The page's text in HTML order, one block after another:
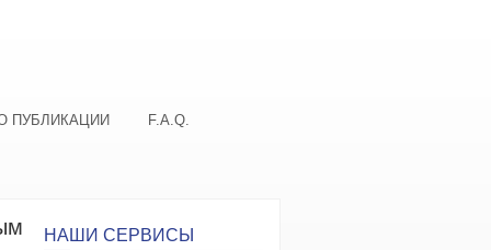
ПУБЛИКАЦИИ F.A.Q.
НАШИ СЕРВИСЫ